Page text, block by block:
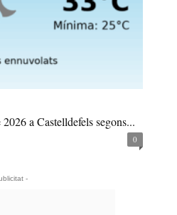
a Castelldefels segons...
0
-